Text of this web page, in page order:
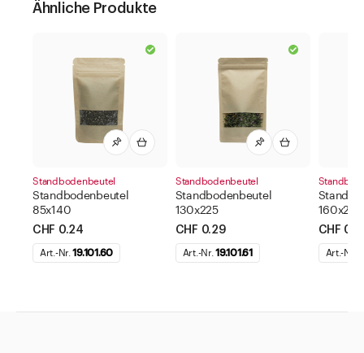
Ähnliche Produkte
Standbodenbeutel
Standbodenbeutel
85x140
CHF 0.24
Art.-Nr.19.101.60
Standbodenbeutel
Standbodenbeutel
130x225
CHF 0.29
Art.-Nr.19.101.61
160x270
CHF
Art.-Nr.